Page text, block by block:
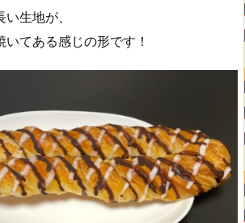
生地が、
てある感じの形です！